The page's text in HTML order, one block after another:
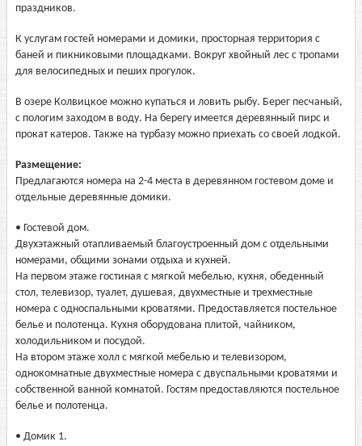
праздников.
К услугам гостей номерами и домики, просторная территория с
баней и пикниковыми площадками. Вокруг хвойный лес с тропами
для велосипедных и пеших прогулок.
В озере Колвицкое можно купаться и ловить рыбу. Берег песчаный,
с пологим заходом в воду. На берегу имеется деревянный пирс и
прокат катеров. Также на турбазу можно приехать со своей лодкой.
Размещение:
Предлагаются номера на 2-4 места в деревянном гостевом доме и
отдельные деревянные домики.
• Гостевой дом.
Двухэтажный отапливаемый благоустроенный дом с отдельными
номерами, общими зонами отдыха и кухней.
На первом этаже гостиная с мягкой мебелью, кухня, обеденный
стол, телевизор, туалет, душевая, двухместные и трехместные
номера с односпальными кроватями. Предоставляется постельное
белье и полотенца. Кухня оборудована плитой, чайником,
холодильником и посудой.
На втором этаже холл с мягкой мебелью и телевизором,
однокомнатные двухместные номера с двуспальными кроватями и
собственной ванной комнатой. Гостям предоставляются постельное
белье и полотенца.
• Домик 1.